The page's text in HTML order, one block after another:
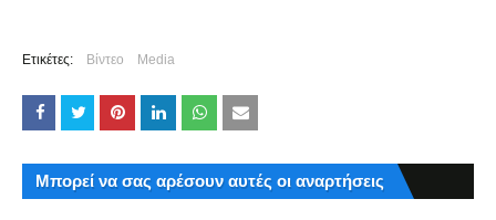
Ετικέτες: Βίντεο Media
Μπορεί να σας αρέσουν αυτές οι αναρτήσεις